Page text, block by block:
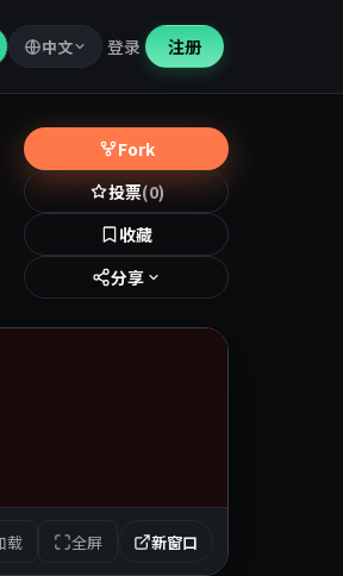
中文 登录 注册
Fork
投票(0)
收藏
分享
载 全屏 新窗口